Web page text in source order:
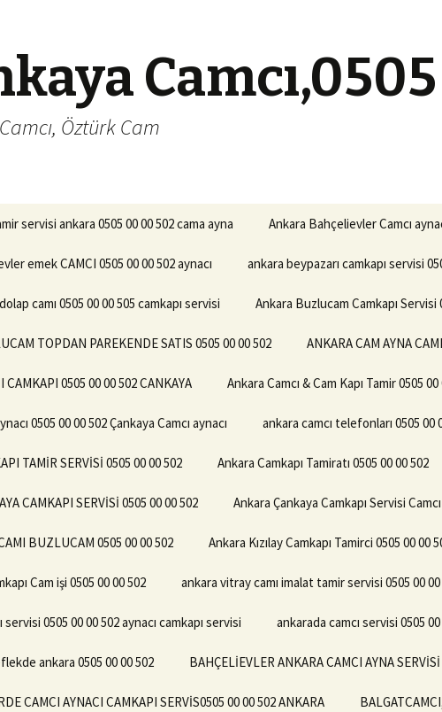
Öztürk Cam
servisi ankara 0505 00 00 502 cama ayna Ankara Bahçelievler Camcı
emek CAMCI 0505 00 00 502 aynacı ankara beypazarı camkapı servisi
camı 0505 00 00 505 camkapı servisi Ankara Buzlucam Camkapı Servisi
TOPDAN PAREKENDE SATIS 0505 00 00 502 ANKARA CAM AYNA
CAMKAPI 0505 00 00 502 CANKAYA Ankara Camcı & Cam Kapı Tamir 0505 00
0505 00 00 502 Çankaya Camcı aynacı ankara camcı telefonları 0505 00
TAMİR SERVİSİ 0505 00 00 502 Ankara Camkapı Tamiratı 0505 00 00 502
CAMKAPI SERVİSİ 0505 00 00 502 Ankara Çankaya Camkapı Servisi
BUZLUCAM 0505 00 00 502 Ankara Kızılay Camkapı Tamirci 0505 00 00
Cam işi 0505 00 00 502 ankara vitray camı imalat tamir servisi 0505 00 00
servisi 0505 00 00 502 aynacı camkapı servisi ankarada camcı servisi 0505
ankara 0505 00 00 502 BAHÇELİEVLER ANKARA CAMCI AYNA
CAMCI AYNACI CAMKAPI SERVİS0505 00 00 502 ANKARA